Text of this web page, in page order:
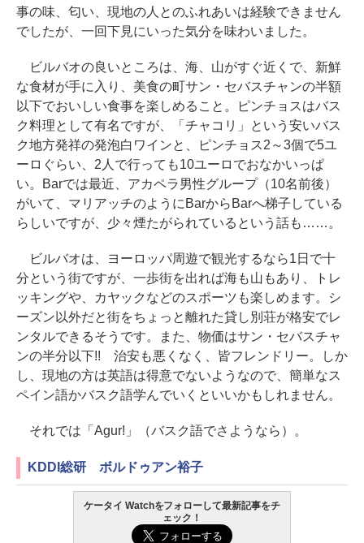
事の味、匂い、現地の人とのふれあいは経験できません
でしたが、一回下見にいった気分を味わいました。
ビルバオの良いところは、海、山がすぐ近くで、新鮮
な食材が手に入り、美食の町サン・セバスチャンの半額
以下でおいしい食事を楽しめること。ピンチョスはバス
ク料理として有名ですが、「チャコリ」という安いバス
ク地方発祥の発泡白ワインと、ピンチョス2～3個で5ユ
ーロぐらい、2人で行っても10ユーロでおなかいっぱ
い。Barでは最近、アカペラ男性グループ（10名前後）
がいて、マリアッチのようにBarからBarへ梯子している
らしいですが、少々煙たがられているという話も……。
ビルバオは、ヨーロッパ周遊で観光するなら1日で十
分という街ですが、一歩街を出れば海も山もあり、トレ
ッキングや、カヤックなどのスポーツも楽しめます。シ
ーズン以外だと街をちょっと離れた貸し別荘が格安でレ
ンタルできるそうです。また、物価はサン・セバスチャ
ンの半分以下!! 治安も悪くなく、皆フレンドリー。しか
し、現地の方は英語は得意でないようなので、簡単なス
ペイン語かバスク語学んでいくといいかもしれません。
それでは「Agur!」（バスク語でさようなら）。
KDDI総研 ボルドゥアン裕子
ケータイ Watchをフォローして最新記事をチ
ェック！